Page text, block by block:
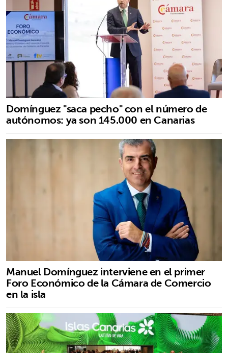
Domínguez "saca pecho" con el número de
autónomos: ya son 145.000 en Canarias
Manuel Domínguez interviene en el primer
Foro Económico de la Cámara de Comercio
en la isla